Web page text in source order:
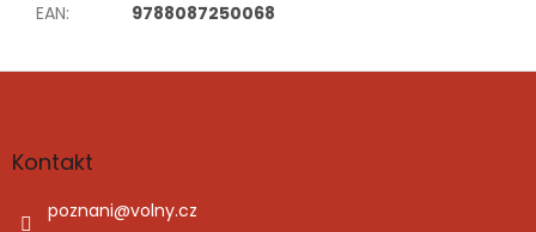
EAN: 9788087250068
Z
aKontakt
poznani@volny.cz